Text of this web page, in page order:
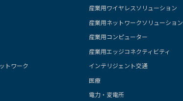
トワーク
産業用ワイヤレスソリューション
産業用ネットワークソリューション
産業用コンピューター
産業用エッジコネクティビティ
インテリジェント交通
医療
電力・変電所